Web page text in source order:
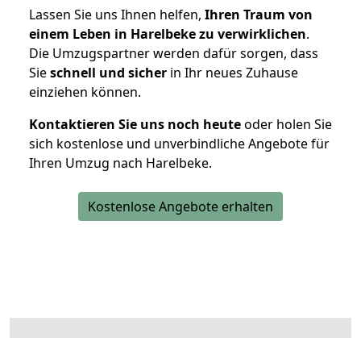
Lassen Sie uns Ihnen helfen, Ihren Traum von
einem Leben in Harelbeke zu verwirklichen.
Die Umzugspartner werden dafür sorgen, dass
Sieschnell und sicher in Ihr neues Zuhause
einziehen können.
Kontaktieren Sie uns noch heuteoder holen Sie
sich kostenlose und unverbindliche Angebote für
Ihren Umzug nach Harelbeke.
Kostenlose Angebote erhalten